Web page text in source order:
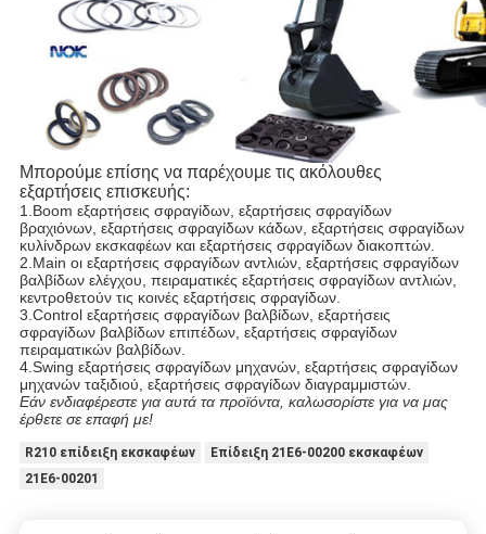
Μπορούμε επίσης να παρέχουμε τις ακόλουθες
εξαρτήσεις επισκευής:
1.Boom εξαρτήσεις σφραγίδων, εξαρτήσεις σφραγίδων
βραχιόνων, εξαρτήσεις σφραγίδων κάδων, εξαρτήσεις σφραγίδων
κυλίνδρων εκσκαφέων και εξαρτήσεις σφραγίδων διακοπτών.
2.Main οι εξαρτήσεις σφραγίδων αντλιών, εξαρτήσεις σφραγίδων
βαλβίδων ελέγχου, πειραματικές εξαρτήσεις σφραγίδων αντλιών,
κεντροθετούν τις κοινές εξαρτήσεις σφραγίδων.
3.Control εξαρτήσεις σφραγίδων βαλβίδων, εξαρτήσεις
σφραγίδων βαλβίδων επιπέδων, εξαρτήσεις σφραγίδων
πειραματικών βαλβίδων.
4.Swing εξαρτήσεις σφραγίδων μηχανών, εξαρτήσεις σφραγίδων
μηχανών ταξιδιού, εξαρτήσεις σφραγίδων διαγραμμιστών.
Εάν ενδιαφέρεστε για αυτά τα προϊόντα, καλωσορίστε για να μας
έρθετε σε επαφή με!
R210 επίδειξη εκσκαφέων
Επίδειξη 21E6-00200 εκσκαφέων
21E6-00201